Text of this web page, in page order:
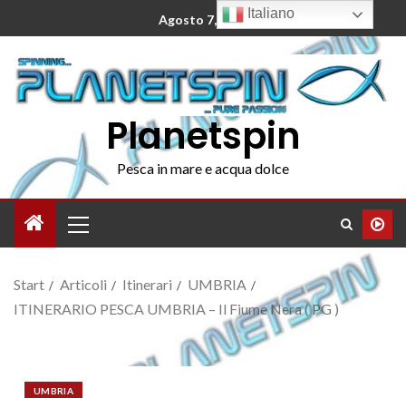
Agosto 7, 2026
Planetspin
Pesca in mare e acqua dolce
Start Articoli Itinerari
UMBRIA
ITINERARIO PESCA UMBRIA – Il Fiume Nera ( PG )
UMBRIA
Italiano